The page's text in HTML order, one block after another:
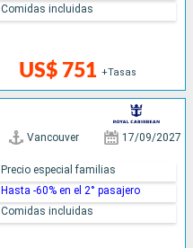
US$ 751 +Tasas
Comidas incluidas
Vancouver 17/09/2027
Precio especial familias
Hasta -60% en el 2° pasajero
Comidas incluidas